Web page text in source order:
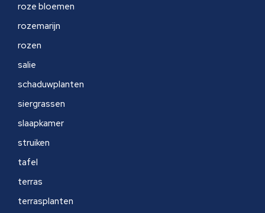
roze bloemen
rozemarijn
rozen
salie
schaduwplanten
siergrassen
slaapkamer
struiken
tafel
terras
terrasplanten